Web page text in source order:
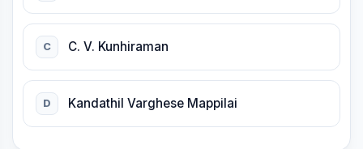
C C. V. Kunhiraman
D Kandathil Varghese Mappilai